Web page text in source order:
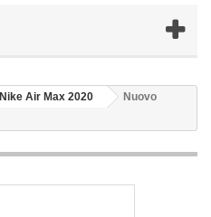
Nike Air Max 2020
Nuovo